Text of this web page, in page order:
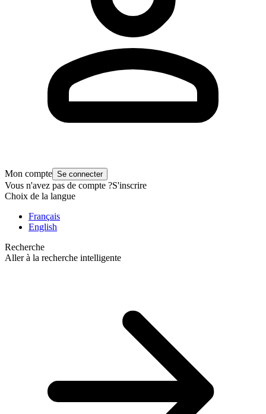
Mon compte Se connecter
Vous n'avez pas de compte ?S'inscrire
Choix de la langue
Français
English
Recherche
Aller à la recherche intelligente